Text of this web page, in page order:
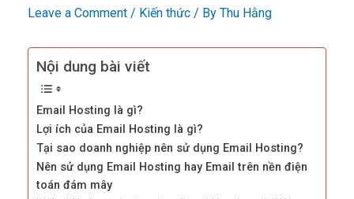
Leave a Comment / Kiến thức / By Thu Hằng
Nội dung bài viết
Email Hosting là gì?
Lợi ích của Email Hosting là gì?
Tại sao doanh nghiệp nên sử dụng Email Hosting?
Nên sử dụng Email Hosting hay Email trên nền điện
toán đám mây